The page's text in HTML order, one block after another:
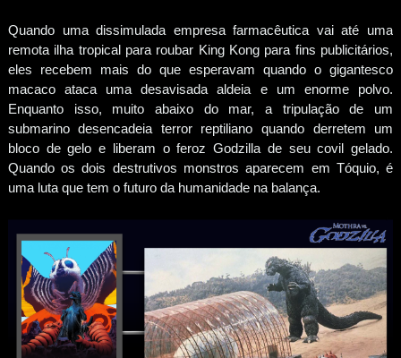
Quando uma dissimulada empresa farmacêutica vai até uma
remota ilha tropical para roubar King Kong para fins publicitários,
eles recebem mais do que esperavam quando o gigantesco
macaco ataca uma desavisada aldeia e um enorme polvo.
Enquanto isso, muito abaixo do mar, a tripulação de um
submarino desencadeia terror reptiliano quando derretem um
bloco de gelo e liberam o feroz Godzilla de seu covil gelado.
Quando os dois destrutivos monstros aparecem em Tóquio, é
uma luta que tem o futuro da humanidade na balança.